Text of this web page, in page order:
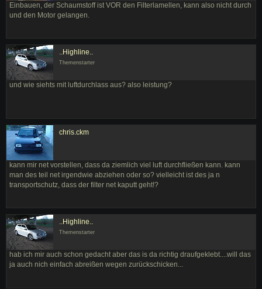
Einbauen, der Schaumstoff ist VOR den Filterlamellen, kann also nicht durch
und den Motor gelangen.
..Highline..
Themenstarter
und wie siehts mit luftdurchlass aus? also leistung?
chris.ckm
kann mir net vorstellen, dass da ziemlich viel luft durchfließen kann. kann
man des teil net irgendwie abziehen oder so? vielleicht ist des ja n
transportschutz, dass der filter net kaputt geht!?
..Highline..
Themenstarter
hab ich mir auch schon gedacht aber das is da richtig draufgeklebt....will das
ja auch nich einfach abreißen wegen zurückschicken...